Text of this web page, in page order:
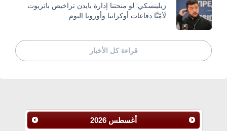
زيلينسكي: لو منحتنا إدارة بايدن تراخيص باتريوت
لَأمّنَّا دفاعات أوكرانيا وأوروبا اليوم
قراءة كل الأخبار
أغسطس 2026